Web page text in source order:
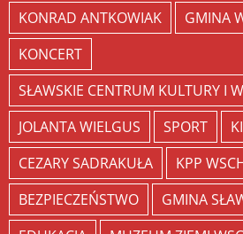
KONRAD ANTKOWIAK
GMINA
KONCERT
SŁAWSKIE CENTRUM KULTURY I
JOLANTA WIELGUS
SPORT
CEZARY SADRAKUŁA
KPP
BEZPIECZEŃSTWO
GMINA